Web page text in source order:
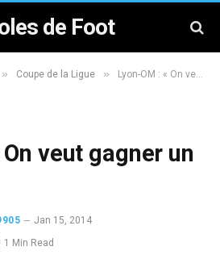
de Foot
» Coupe de la Ligue » Lyon-OM : « On veut gagner un trophée »
veut gagner un
Jan 15, 2014
1 Min Read